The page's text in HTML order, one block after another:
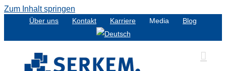
Zum Inhalt springen
Über uns Kontakt Karriere Media Blog